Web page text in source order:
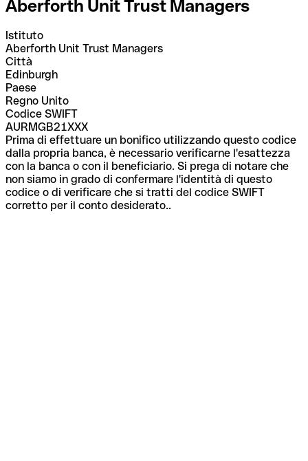
Aberforth Unit Trust Managers
Istituto
Aberforth Unit Trust Managers
Città
Edinburgh
Paese
Regno Unito
Codice SWIFT
AURMGB21XXX
Prima di effettuare un bonifico utilizzando questo codice
dalla propria banca, è necessario verificarne l'esattezza
con la banca o con il beneficiario. Si prega di notare che
non siamo in grado di confermare l'identità di questo
codice o di verificare che si tratti del codice SWIFT
corretto per il conto desiderato..